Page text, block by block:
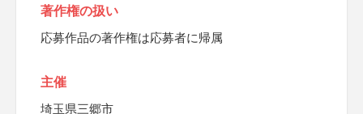
著作権の扱い
応募作品の著作権は応募者に帰属
主催
埼玉県三郷市